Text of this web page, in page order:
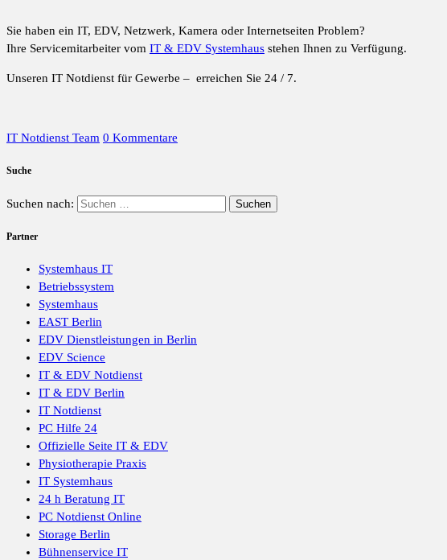
Sie haben ein IT, EDV, Netzwerk, Kamera oder Internetseiten Problem?
Ihre Servicemitarbeiter vom IT & EDV Systemhaus stehen Ihnen zu Verfügung.
Unseren IT Notdienst für Gewerbe – erreichen Sie 24 / 7.
IT Notdienst Team 0 Kommentare
Suche
Suchen nach:
Partner
Systemhaus IT
Betriebssystem
Systemhaus
EAST Berlin
EDV Dienstleistungen in Berlin
EDV Science
IT & EDV Notdienst
IT & EDV Berlin
IT Notdienst
PC Hilfe 24
Offizielle Seite IT & EDV
Physiotherapie Praxis
IT Systemhaus
24 h Beratung IT
PC Notdienst Online
Storage Berlin
Bühnenservice IT